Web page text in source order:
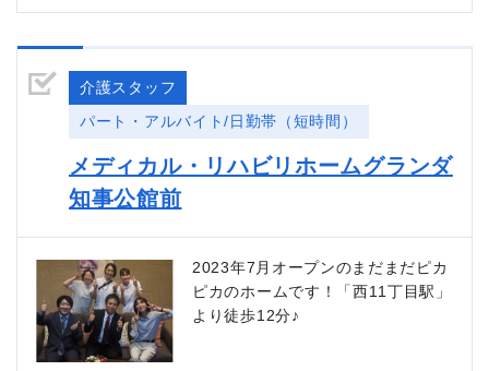
介護スタッフ
パート・アルバイト/日勤帯（短時間）
メディカル・リハビリホームグランダ
知事公館前
2023年7月オープンのまだまだピカ
ピカのホームです！「西11丁目駅」
より徒歩12分♪